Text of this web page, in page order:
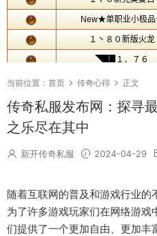
当前位置： 首页 传奇心得 正文
传奇私服发布网：探寻
之乐尽在其中
新开传奇私服 2024-04-29
随着互联网的普及和游戏行业
为了许多游戏玩家们在网络游
们提供了一个更加自由、更加